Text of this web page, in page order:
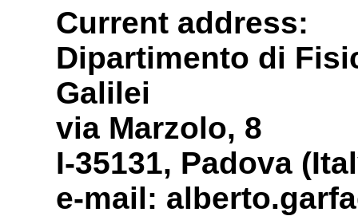
Current address:
Dipartimento di
Galilei
via Marzolo, 8
I-35131, Padova
e-mail: